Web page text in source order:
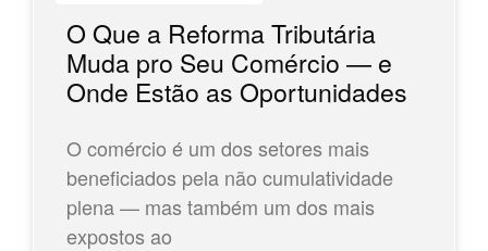
O Que a Reforma Tributária
Muda pro Seu Comércio — e
Onde Estão as Oportunidades
O comércio é um dos setores mais
beneficiados pela não cumulatividade
plena — mas também um dos mais
expostos ao